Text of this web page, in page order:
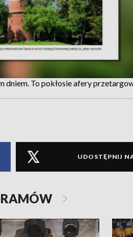
dniem. To pokłosie afery
UDOSTĘPNIJ